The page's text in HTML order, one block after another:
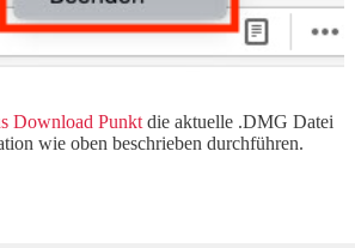
Download Punkt die aktuelle .DMG Datei
wie oben beschrieben durchführen.